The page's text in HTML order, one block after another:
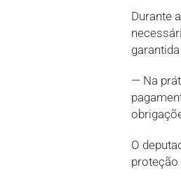
Durante
— Na
O
proteção